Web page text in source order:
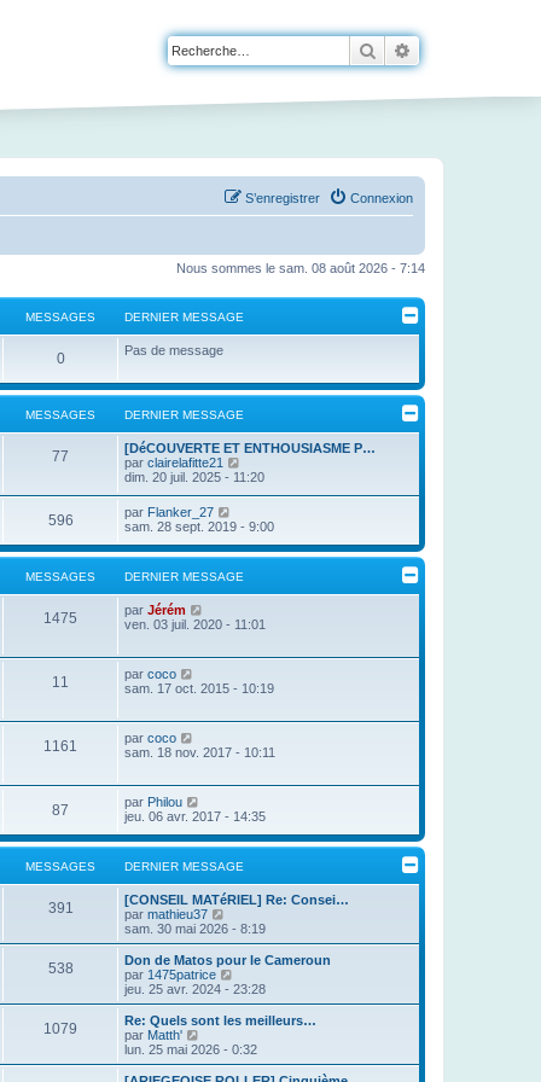
Rechercher
Connexion
S’enregistrer
Nous sommes le sam. 08 août 2026 - 7:14
MESSAGES DERNIER MESSAGE
0 Pas de message
MESSAGES DERNIER MESSAGE
77
[DéCOUVERTE ET ENTHOUSIASME P…
par clairelafitte21
o
d
e
r
n
e
e
s
g
dim. 20 juil. 2025 - 11:20
596 par Flanker_27
o
r
e
d
r
i
s
a
e
sam. 28 sept. 2019 - 9:00
MESSAGES DERNIER MESSAGE
1475 par Jérém
o
e
d
r
i
r
e
s
s
g
e
ven. 03 juil. 2020 - 11:01
11 par coco
o
d
r
n
i
e
r
m
e
s
s
a
g
e
sam. 17 oct. 2015 - 10:19
1161 par coco
o
l
e
d
e
r
n
i
e
r
m
s
s
a
g
sam. 18 nov. 2017 - 10:11
87 par Philou
o
r
e
d
e
r
n
i
e
r
m
e
s
a
g
e
jeu. 06 avr. 2017 - 14:35
MESSAGES DERNIER MESSAGE
391
[CONSEIL MATéRIEL] Re: Consei…
par mathieu37
o
i
r
l
e
e
r
sam. 30 mai 2026 - 8:19
538
Don de Matos pour le Cameroun
par 1475patrice
o
i
r
e
e
jeu. 25 avr. 2024 - 23:28
1079
Re: Quels sont les meilleurs…
par Matth'
o
i
r
lun. 25 mai 2026 - 0:32